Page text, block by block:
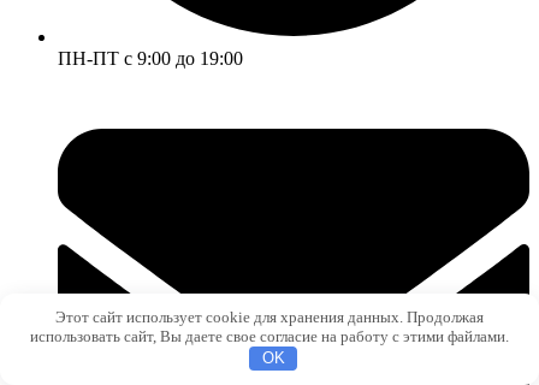
ПН-ПТ с 9:00 до 19:00
Этот сайт использует cookie для хранения данных. Продолжая
использовать сайт, Вы даете свое согласие на работу с этими файлами.
OK